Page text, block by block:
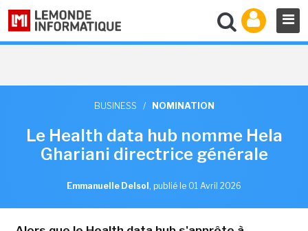
BUSINESS / NOMINATION
Le Health data hub nomme Hela
Ghariani directrice générale
Emmanuelle Delsol , publié le 01 Avril 2026